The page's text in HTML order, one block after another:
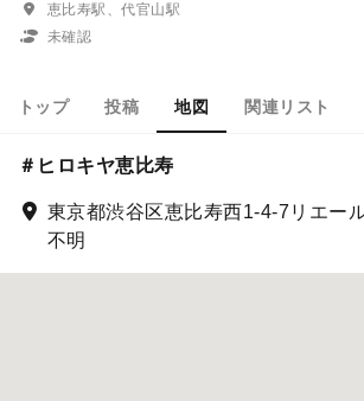
恵比寿駅、代官山駅
未確認
トップ 投稿 地図 関連リスト
＃ヒロキヤ恵比寿
東京都渋谷区恵比寿西1-4-7リエー
不明